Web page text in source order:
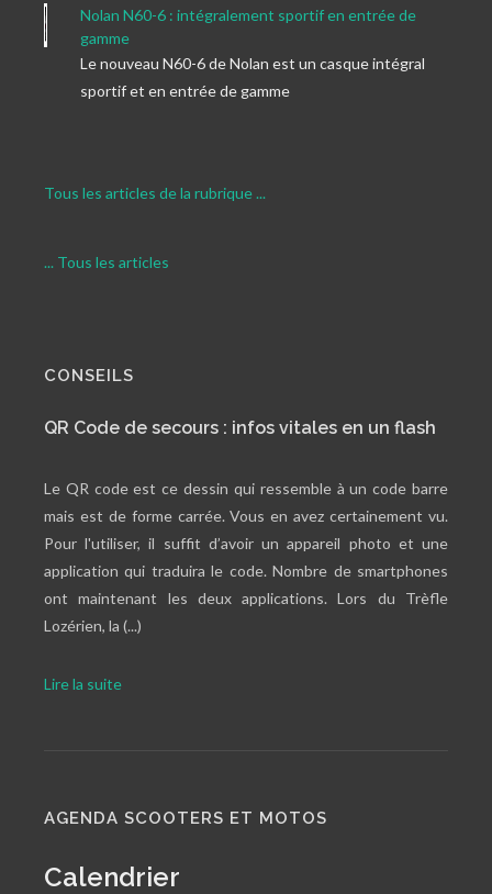
Nolan N60-6 : intégralement sportif en entrée de
gamme
Le nouveau N60-6 de Nolan est un casque intégral
sportif et en entrée de gamme
Tous les articles de la rubrique ...
... Tous les articles
CONSEILS
QR Code de secours : infos vitales en un flash
Le QR code est ce dessin qui ressemble à un code barre
mais est de forme carrée. Vous en avez certainement vu.
Pour l'utiliser, il suffit d’avoir un appareil photo et une
application qui traduira le code. Nombre de smartphones
ont maintenant les deux applications. Lors du Trèfle
Lozérien, la (...)
Lire la suite
AGENDA SCOOTERS ET MOTOS
Calendrier